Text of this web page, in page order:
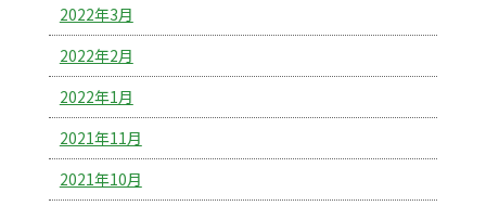
2022年3月
2022年2月
2022年1月
2021年11月
2021年10月